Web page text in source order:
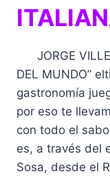
JORGE
DEL MUNDO”
gastronomía
por eso te
con todo el
es, a través del
Sosa, desde el